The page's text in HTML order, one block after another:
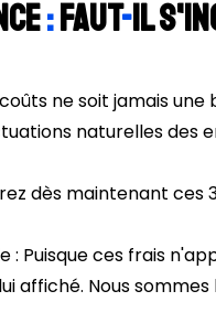
:faut-il
ne soit jamais
naturelles des
dès maintenant
Puisque ces frais
affiché. Nous